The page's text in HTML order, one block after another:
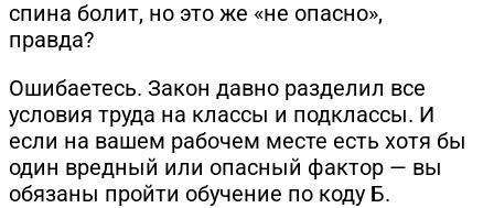
спина болит, но это же «не опасно»,
правда?
Ошибаетесь. Закон давно разделил все
условия труда на классы и подклассы. И
если на вашем рабочем месте есть хотя бы
один вредный или опасный фактор — вы
обязаны пройти обучение по коду Б.